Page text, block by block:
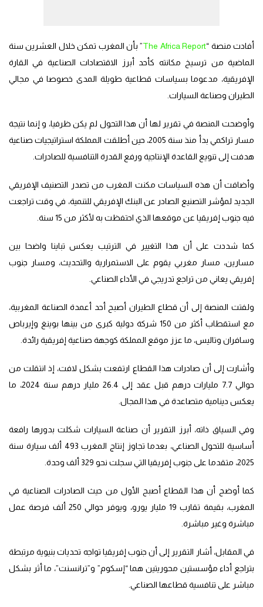
أفادت منصة “The Africa Report” بأن المغرب تمكن خلال العشرين سنة
الماضية من ترسيخ مكانته كأحد أبرز الاقتصادات الصناعية في القارة
الإفريقية، مدعوما بسياسات قطاعية طويلة المدى خصوصا في مجالي
الطيران وصناعة السيارات.
وأوضحت المنصة في تقرير لها أن هذا التحول لم يكن ظرفيا، و إنما نتيجة
مسار تراكمي بدأ منذ سنة 2005، حين أطلقت المملكة استراتيجيات صناعية
هدفت إلى تنويع القاعدة الإنتاجية ورفع القدرة التنافسية للصادرات.
وأضافت أن هذه السياسات مكنت المغرب من تصدر التصنيف الإفريقي
الجديد لمؤشر التصنيع الصادر عن البنك الإفريقي للتنمية، في وقت تراجعت
فيه جنوب إفريقيا عن موقعها الذي احتفظت به لأكثر من 15 سنة.
كما شددت على أن هذا التغيير في الترتيب يعكس تباينا واضحا بين
مسارين، مسار مغربي يقوم على الاستمرارية والتحديث، ومسار جنوب
إفريقي يعاني من تراجع تدريجي في الأداء الصناعي.
ولفتت المنصة إلى أن قطاع الطيران أصبح أحد أعمدة الصناعة المغربية،
مع استقطاب أكثر من 150 شركة دولية كبرى من بينها بوينغ وإيرباص
وسافران وتاليس، ما عزز موقع المملكة كوجهة صناعية إفريقية رائدة.
وأشارت إلى أن صادرات هذا القطاع ارتفعت بشكل لافت، إذ انتقلت من
حوالي 7.7 مليارات درهم قبل عقد إلى 26.4 مليار درهم سنة 2024، ما
يعكس دينامية متصاعدة في هذا المجال.
وفي السياق ذاته، أبرز التقرير أن صناعة السيارات شكلت بدورها رافعة
أساسية للتحول الصناعي، بعدما تجاوز إنتاج المغرب 493 ألف سيارة سنة
2025، متقدما على جنوب إفريقيا التي سجلت نحو 329 ألف وحدة.
كما أوضح أن هذا القطاع أصبح الأول من حيث الصادرات الصناعية في
المغرب، بقيمة تقارب 19 مليار يورو، ويوفر حوالي 250 ألف فرصة عمل
مباشرة وغير مباشرة.
في المقابل، أشار التقرير إلى أن جنوب إفريقيا تواجه تحديات بنيوية مرتبطة
بتراجع أداء مؤسستين محوريتين هما “إسكوم” و”ترانسنت”، ما أثر بشكل
مباشر على تنافسية قطاعها الصناعي.